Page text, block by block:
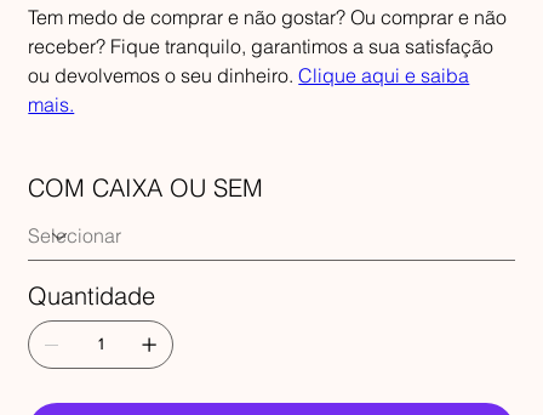
Tem medo de comprar e não gostar? Ou comprar e não
receber? Fique tranquilo, garantimos a sua satisfação
ou devolvemos o seu dinheiro.Clique aqui e saiba
mais.
COM CAIXA OU SEM
Quantidade